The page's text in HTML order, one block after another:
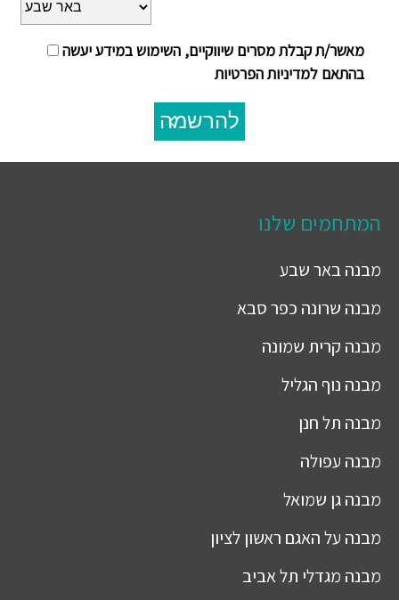
מאשר/ת קבלת מסרים שיווקיים, השימוש במידע יעשה
בהתאם למדיניות הפרטיות
להרשמה
המתחמים שלנו
מבנהבאר שבע
מבנה שרונה כפר סבא
מבנה קרית שמונה
מבנה נוף הגליל
מבנה תל חנן
מבנה עפולה
מבנהגן שמואל
מבנה על האגם ראשון לציון
מבנה מגדלי תל אביב